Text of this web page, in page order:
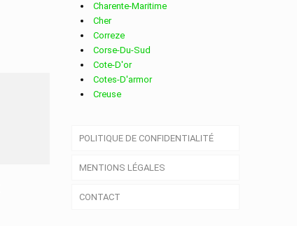
Charente-Maritime
Cher
Correze
Corse-Du-Sud
Cote-D'or
Cotes-D'armor
Creuse
Doubs
Essonne
Eure-Et-Loir
POLITIQUE DE CONFIDENTIALITÉ
MENTIONS LÉGALES
CONTACT